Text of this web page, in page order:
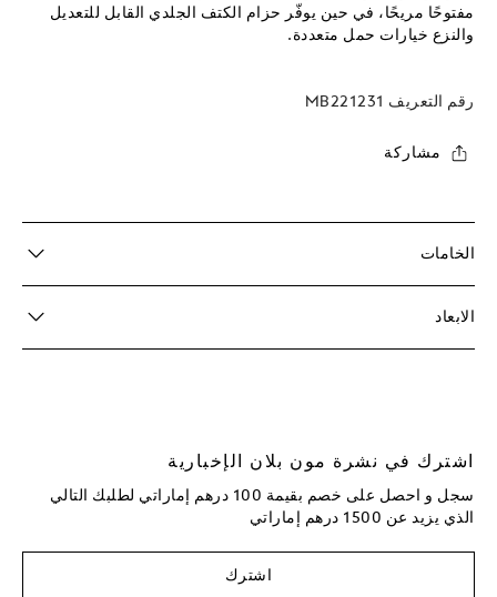
مفتوحًا مريحًا، في حين يوفّر حزام الكتف الجلدي القابل للتعديل
والنزع خيارات حمل متعددة.
رقم التعريف MB221231
مشاركة
الخامات
الابعاد
اشترك في نشرة مون بلان الإخبارية
سجل و احصل على خصم بقيمة 100 درهم إماراتي لطلبك التالي
الذي يزيد عن 1500 درهم إماراتي
اشترك